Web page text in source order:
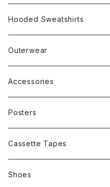
Rap
Band
Other
Hooded Sweatshirts
Rap
Band
Other
Outerwear
Accessories
Cap
Posters
Cassette Tapes
Shoes